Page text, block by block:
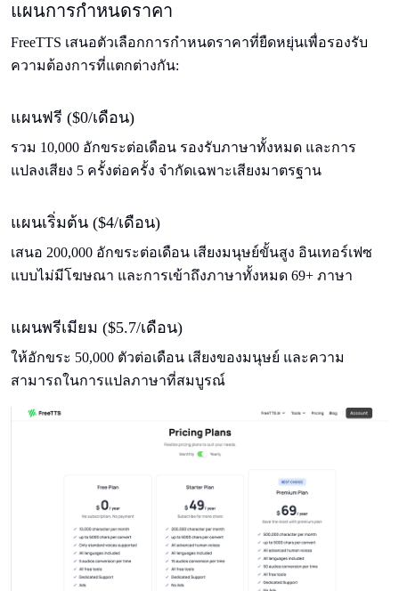
แผนการกําหนดราคา
FreeTTS เสนอตัวเลือกการกําหนดราคาที่ยืดหยุ่นเพื่อรองรับ
ความต้องการที่แตกต่างกัน:
แผนฟรี ($0/เดือน)
รวม 10,000 อักขระต่อเดือน รองรับภาษาทั้งหมด และการ
แปลงเสียง 5 ครั้งต่อครั้ง จํากัดเฉพาะเสียงมาตรฐาน
แผนเริ่มต้น ($4/เดือน)
เสนอ 200,000 อักขระต่อเดือน เสียงมนุษย์ขั้นสูง อินเทอร์เฟซ
แบบไม่มีโฆษณา และการเข้าถึงภาษาทั้งหมด 69+ ภาษา
แผนพรีเมียม ($5.7/เดือน)
ให้อักขระ 50,000 ตัวต่อเดือน เสียงของมนุษย์ และความ
สามารถในการแปลภาษาที่สมบูรณ์